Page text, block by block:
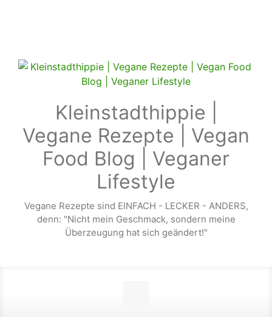
Kleinstadthippie |
Vegane Rezepte | Vegan
Food Blog | Veganer
Lifestyle
Vegane Rezepte sind EINFACH - LECKER - ANDERS,
denn: "Nicht mein Geschmack, sondern meine
Überzeugung hat sich geändert!"